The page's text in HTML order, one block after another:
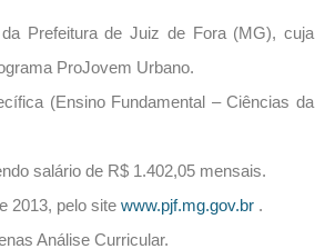
Prefeitura de Juiz de Fora (MG), cuja
ProJovem Urbano.
(Ensino Fundamental – Ciências da
salário de R$ 1.402,05 mensais.
2013, pelo site www.pjf.mg.gov.br .
Análise Curricular.